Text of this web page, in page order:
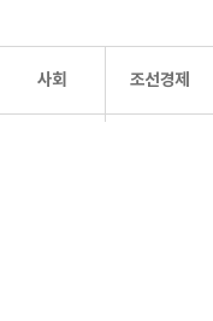
사회 조선경제